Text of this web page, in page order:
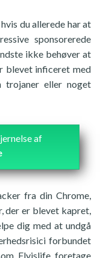
du allerede har at
sponsorerede
ikke behøver at
blevet inficeret med
trojaner eller noget
af
fra din Chrome,
der er blevet kapret,
dig med at undgå
forbundet
Flyislife foretage